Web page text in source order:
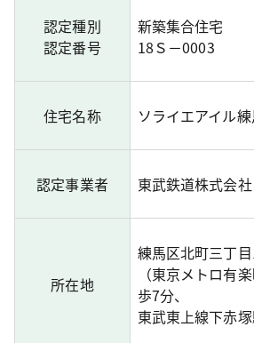
認定種別
認定番号
新築集合住宅
18Ｓ－0003
住宅名称 ソライエアイル
認定事業者 東武鉄道株式会社
所在地
練馬区北町三丁
（東京メトロ有
歩7分、
東武東上線下赤塚